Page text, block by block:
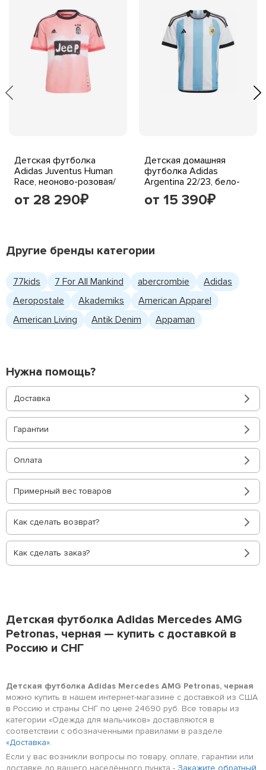
Детская футболка
Adidas Juventus Human
Race, неоново-розовая/
черная
от 28 290₽
Детская домашняя
футболка Adidas
Argentina 22/23, бело-
голубая
от 15 390₽
Другие бренды категории
77kids 7 For All Mankind abercrombie
Adidas
Aeropostale
Akademiks
American Apparel
American Living
Antik Denim Appaman
Нужна помощь?
Доставка
Гарантии
Оплата
Примерный вес товаров
Как сделать возврат?
Как сделать заказ?
Детская футболка Adidas Mercedes AMG
Petronas, черная — купить с доставкой в
Россию и СНГ
Детская футболка Adidas Mercedes AMG Petronas, черная
можно купить в нашем интернет-магазине с доставкой из США
в Россию и страны СНГ по цене 24690 руб. Все товары из
категории «Одежда для мальчиков» доставляются в
соответствии с обозначенными правилами в разделе
«Доставка».
Если у вас возникли вопросы по товару, оплате, гарантии или
доставке до вашего населённого пункта - Закажите обратный